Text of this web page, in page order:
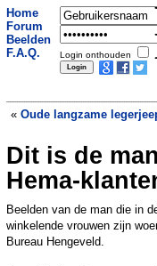
Home
Forum
Beelden
F.A.Q.
Login onthouden
« Oude langzame
Dit is de
Hema-
Beelden van de man die in
winkelende vrouwen zijn
Bureau Hengeveld.